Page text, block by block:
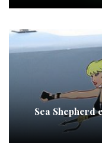
Sea